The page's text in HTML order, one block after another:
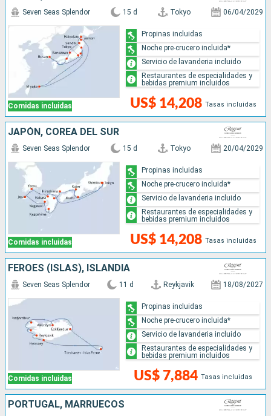
Comidas incluidas
Seven Seas Splendor 15 d Tokyo 06/04/2029
US$ 14,208 Tasas incluidas
Propinas incluidas
Noche pre-crucero incluida*
Servicio de lavanderia incluido
Restaurantes de especialidades y
bebidas premium incluidos
JAPÓN, COREA DEL SUR
Comidas incluidas
Seven Seas Splendor 15 d Tokyo 20/04/2029
US$ 14,208 Tasas incluidas
Propinas incluidas
Noche pre-crucero incluida*
Servicio de lavanderia incluido
Restaurantes de especialidades y
bebidas premium incluidos
FÉROES (ISLAS), ISLANDIA
Comidas incluidas
Seven Seas Splendor 11 d Reykjavik 18/08/2027
US$ 7,884 Tasas incluidas
Propinas incluidas
Noche pre-crucero incluida*
Servicio de lavanderia incluido
Restaurantes de especialidades y
bebidas premium incluidos
PORTUGAL, MARRUECOS